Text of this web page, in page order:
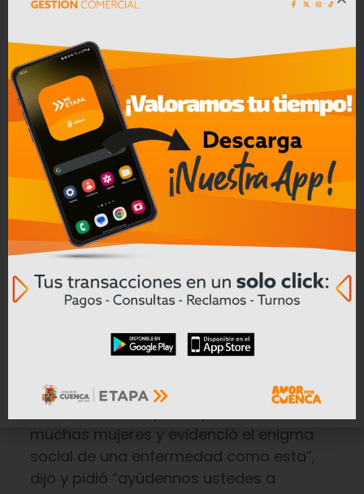
recibir la atención sanitaria que merecen.
Justamente, una de las mujeres que
logró una participación en el parlamento
de su país y conoció desde adentro esa
insuficiencia en la representación, la ex
senadora chilena y directora de la
Fundación del Foro Nacional de Cáncer,
Carolina Goic, también participó en el
Roche Press Day y contó su experiencia
como parlamentaria y como
sobreviviente de cáncer. “Cuando me
diagnosticaron llevaba ocho años como
parlamentaria. Agradecí tener un
que enfrentara el interés público de mi
retomar mis actividades sin turbante,
calva, tuvo un impacto positivo en
muchas mujeres y evidenció el enigma
social de una enfermedad como esta”,
dijo y pidió “ayúdennos ustedes a